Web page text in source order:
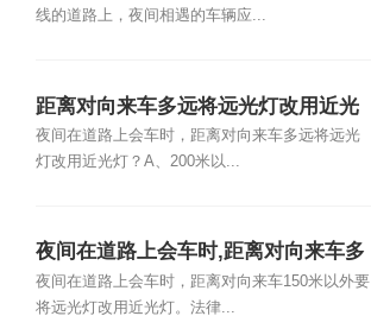
线的道路上，夜间相遇的车辆应...
距离对向来车多远将远光灯改用近光
灯
夜间在道路上会车时，距离对向来车多远将远光
灯改用近光灯？A、200米以...
夜间在道路上会车时,距离对向来车多
远将远光
夜间在道路上会车时，距离对向来车150米以外要
将远光灯改用近光灯。法律...